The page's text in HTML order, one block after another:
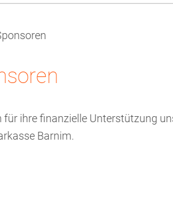
ihre finanzielle Unterstützung
Barnim.